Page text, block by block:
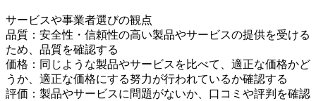
サービスや事業者選びの観点
品質：安全性・信頼性の高い製品やサービスの提供を受ける
ため、品質を確認する
価格：同じような製品やサービスを比べて、適正な価格かど
うか、適正な価格にする努力が行われているか確認する
評価：製品やサービスに問題がないか、口コミや評判を確認